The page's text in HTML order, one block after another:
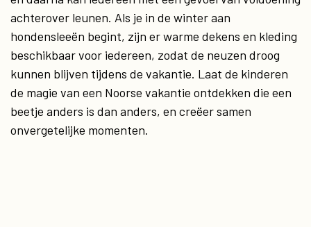
achterover leunen. Als je in de winter aan
hondensleeën begint, zijn er warme dekens en kleding
beschikbaar voor iedereen, zodat de neuzen droog
kunnen blijven tijdens de vakantie. Laat de kinderen
de magie van een Noorse vakantie ontdekken die een
beetje anders is dan anders, en creëer samen
onvergetelijke momenten.